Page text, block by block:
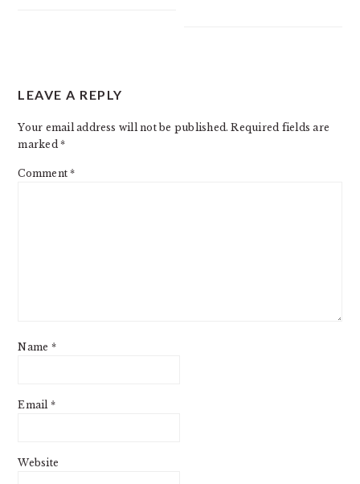
INTERACTIONS
LEAVE A REPLY
Your email address will not be published. Required fields are
marked*
Comment*
Name *
Email *
Website